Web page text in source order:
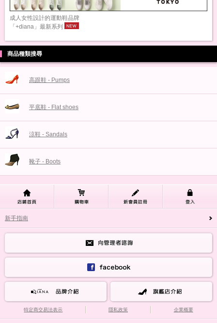
成人女性設計的運動鞋品牌
「+diana」最新系列
商品種類搜尋
高跟鞋 - Pumps
平底鞋 - Flat shoes
涼鞋 - Sandals
靴子 - Boots
新手指南
特定商交易法表示 隱私政策 企業概要